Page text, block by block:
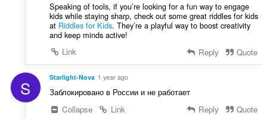
Speaking of tools, if you’re looking for a fun way to engage
kids while staying sharp, check out some great riddles for kids
at Riddles for Kids. They’re a playful way to boost creativity
and keep minds active!
Link
Reply Quote
S Starlight-Nova 1 year ago
Заблокировано в России и не работает
Collapse
Link Reply Quote